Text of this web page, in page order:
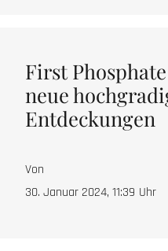
First
neue
Entdeckungen
Von
30. Januar 2024, 11:39 Uhr